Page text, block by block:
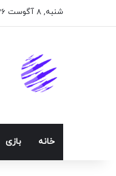
شنبه, 8 آگوست 2026
خانه بازی